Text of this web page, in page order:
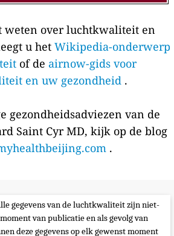
weten over luchtkwaliteit en
u het Wikipedia-onderwerp
of de airnow-gids voor
en uw gezondheid .
gezondheidsadviezen van de
Saint Cyr MD, kijk op de blog
.
gegevens van de luchtkwaliteit zijn niet-
van publicatie en als gevolg van
deze gegevens op elk gewenst moment